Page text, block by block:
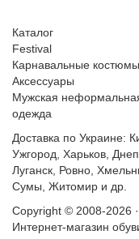
Каталог
Festival
Карнавальные костюмы
Аксессуары
Мужская
одежда
Доставка по Украине:
Ужгород, Харьков,
Луганск, Ровно,
Сумы, Житомир и др.
Copyright © 2008-2026
Интернет-магазин